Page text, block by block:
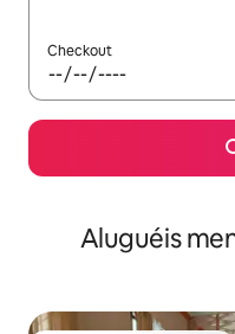
Checkout
Aluguéis